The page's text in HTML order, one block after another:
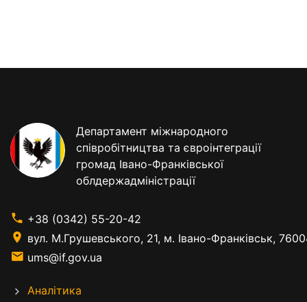
Департамент міжнародного
співробітництва та євроінтеграції
громад Івано-Франківської
облдержадміністрації
+38 (0342) 55-20-42
вул. М.Грушевського, 21, м. Івано-Франківськ,
ums@if.gov.ua
Аналітика